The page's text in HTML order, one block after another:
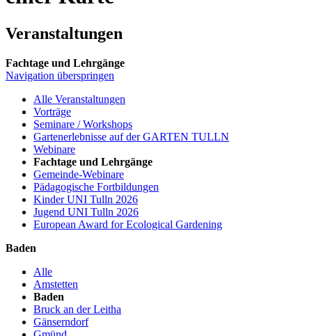
Veranstaltungen
Fachtage und Lehrgänge
Navigation überspringen
Alle Veranstaltungen
Vorträge
Seminare / Workshops
Gartenerlebnisse auf der GARTEN TULLN
Webinare
Fachtage und Lehrgänge
Gemeinde-Webinare
Pädagogische Fortbildungen
Kinder UNI Tulln 2026
Jugend UNI Tulln 2026
European Award for Ecological Gardening
Baden
Alle
Amstetten
Baden
Bruck an der Leitha
Gänserndorf